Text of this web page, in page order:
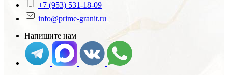
+7 (953) 531-18-09
info@prime-granit.ru
Напишите нам